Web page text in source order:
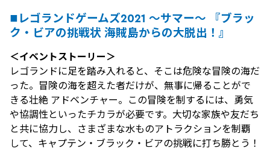
■レゴランドゲームズ2021 ～サマー～ 『ブラッ
ク・ビアの挑戦状 海賊島からの大脱出！』
＜イベントストーリー＞
レゴランドに足を踏み入れると、そこは危険な冒険の海だ
った。冒険の海を超えた者だけが、無事に帰ることがで
きる壮絶 アドベンチャー。この冒険を制するには、勇気
や協調性といったチカラが必要です。大切な家族や友だち
と共に協力し、さまざまな水ものアトラクションを制覇
して、キャプテン・ブラック・ビアの挑戦に打ち勝とう！